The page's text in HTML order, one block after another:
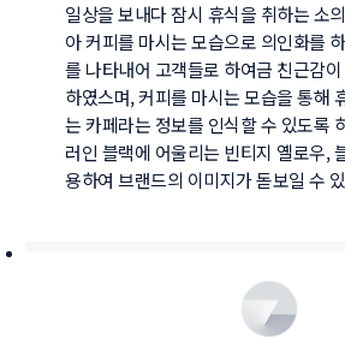
일상을 보내다 잠시 휴식을 취하는 소
아 커피를 마시는 모습으로 의인화를
를 나타내어 고객들로 하여금 친근감
하였스며, 커피를 마시는 모습을 통해
는 카페라는 정보를 인식할 수 있도록
러인 블랙에 어울리는 빈티지 옐로우,
용하여 브랜드의 이미지가 돋보일 수